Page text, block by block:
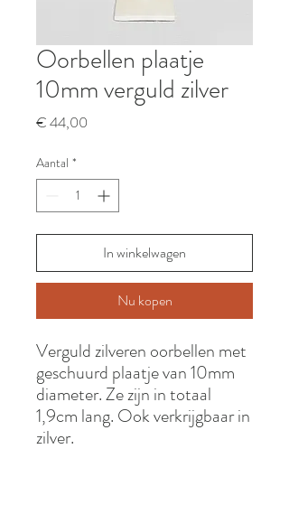
Oorbellen plaatje
10mm verguld zilver
€ 44,00
Aantal *
In winkelwagen
Nu kopen
Verguld zilveren oorbellen met
geschuurd plaatje van 10mm
diameter. Ze zijn in totaal
1,9cm lang. Ook verkrijgbaar in
zilver.